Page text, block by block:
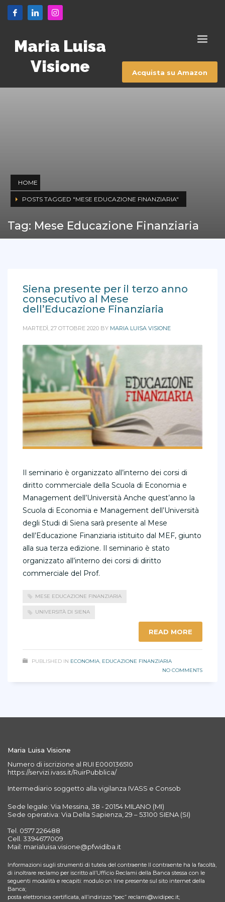
Maria Luisa
Visione
Acquista su Amazon
HOME
POSTS TAGGED "MESE EDUCAZIONE FINANZIARIA"
Tag: Mese Educazione Finanziaria
Siena presente per il terzo anno
consecutivo al Mese
dell’Educazione Finanziaria
MARTEDÌ, 27 OTTOBRE 2020 BY MARIA LUISA VISIONE
Il seminario è organizzato all’interno dei corsi di
diritto commerciale della Scuola di Economia e
Management dell’Università Anche quest’anno la
Scuola di Economia e Management dell’Università
degli Studi di Siena sarà presente al Mese
dell’Educazione Finanziaria istituito dal MEF, giunto
alla sua terza edizione. Il seminario è stato
organizzato all’interno dei corsi di diritto
commerciale del Prof.
MESE EDUCAZIONE FINANZIARIA
UNIVERSITÀ DI SIENA
READ MORE
PUBLISHED IN ECONOMIA EDUCAZIONE FINANZIARIA
NO COMMENTS
Maria Luisa Visione
Numero di iscrizione al RUI E000136510
https://servizi.ivass.it/RuirPubblica/
Intermediario soggetto alla vigilanza IVASS e Consob
Sede legale: Via Messina, 38 - 20154 MILANO (MI)
Sede operativa: Via Della Sapienza, 29 – 53100 SIENA (SI)
Tel. 0577 226488
Cell. 3394677009
Mail: marialuisa.visione@pfwidiba.it
Informazioni sugli strumenti di tutela del contraente Il contraente ha la facoltà,
di inoltrare reclamo per iscritto all’Ufficio Reclami della Banca stessa con le
seguenti modalità e recapiti: modulo on line presente sul sito internet della
Banca;
posta elettronica certificata, all’indirizzo “pec” reclami@widipec.it;